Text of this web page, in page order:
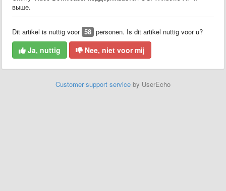
выше.
Dit artikel is nuttig voor 58 personen. Is dit artikel nuttig voor u?
Ja, nuttig Nee, niet voor mij
Customer support service by UserEcho